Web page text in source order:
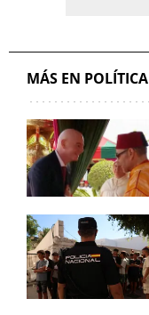
MÁS EN POLÍTICA